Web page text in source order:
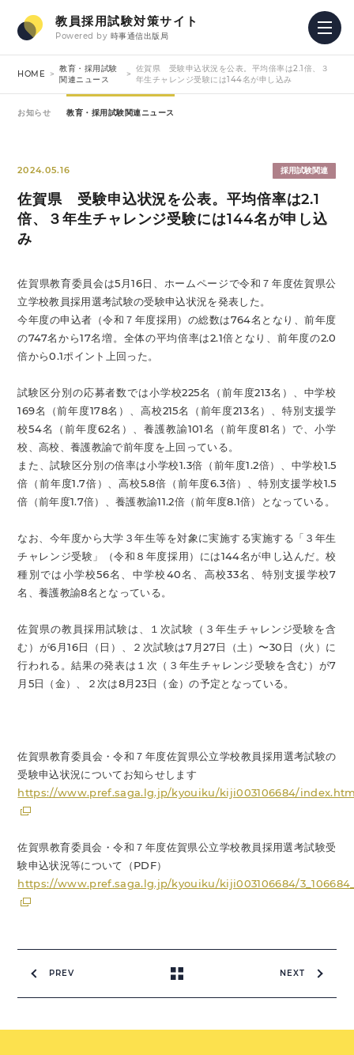
教員採用試験対策サイト
Powered by 時事通信出版局
HOME
教育・採用試験
関連ニュース
佐賀県 受験申込状況を公表。平均倍率は2.1倍、３
年生チャレンジ受験には144名が申し込み
お知らせ 教育・採用試験関連ニュース
2024.05.16 採用試験関連
佐賀県 受験申込状況を公表。平均倍率は2.1
倍、３年生チャレンジ受験には144名が申し込
み
佐賀県教育委員会は5月16日、ホームページで令和７年度佐賀県公
立学校教員採用選考試験の受験申込状況を発表した。
今年度の申込者（令和７年度採用）の総数は764名となり、前年度
の747名から17名増。全体の平均倍率は2.1倍となり、前年度の2.0
倍から0.1ポイント上回った。
試験区分別の応募者数では小学校225名（前年度213名）、中学校
169名（前年度178名）、高校215名（前年度213名）、特別支援学
校54名（前年度62名）、養護教諭101名（前年度81名）で、小学
校、高校、養護教諭で前年度を上回っている。
また、試験区分別の倍率は小学校1.3倍（前年度1.2倍）、中学校1.5
倍（前年度1.7倍）、高校5.8倍（前年度6.3倍）、特別支援学校1.5
倍（前年度1.7倍）、養護教諭11.2倍（前年度8.1倍）となっている。
なお、今年度から大学３年生等を対象に実施する実施する「３年生
チャレンジ受験」（令和８年度採用）には144名が申し込んだ。校
種別では小学校56名、中学校40名、高校33名、特別支援学校7
名、養護教諭8名となっている。
佐賀県の教員採用試験は、１次試験（３年生チャレンジ受験を含
む）が6月16日（日）、２次試験は7月27日（土）〜30日（火）に
行われる。結果の発表は１次（３年生チャレンジ受験を含む）が7
月5日（金）、２次は8月23日（金）の予定となっている。
佐賀県教育委員会・令和７年度佐賀県公立学校教員採用選考試験の
受験申込状況についてお知らせします
https://www.pref.saga.lg.jp/kyouiku/kiji003106684/
佐賀県教育委員会・令和７年度佐賀県公立学校教員採用選考試験受
験申込状況等について（PDF）
https://www.pref.saga.lg.jp/kyouiku/kiji003106684/
PREV NEXT